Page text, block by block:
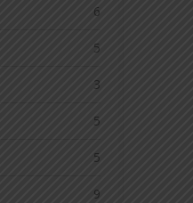
6
5
3
5
5
9